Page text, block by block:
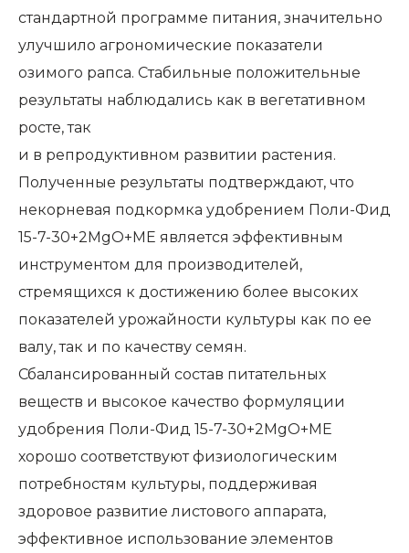
стандартной программе питания, значительно
улучшило агрономические показатели
озимого рапса. Стабильные положительные
результаты наблюдались как в вегетативном
росте, так
и в репродуктивном развитии растения.
Полученные результаты подтверждают, что
некорневая подкормка удобрением Поли-Фид
15-7-30+2MgO+ME является эффективным
инструментом для производителей,
стремящихся к достижению более высоких
показателей урожайности культуры как по ее
валу, так и по качеству семян.
Сбалансированный состав питательных
веществ и высокое качество формуляции
удобрения Поли-Фид 15-7-30+2MgO+ME
хорошо соответствуют физиологическим
потребностям культуры, поддерживая
здоровое развитие листового аппарата,
эффективное использование элементов